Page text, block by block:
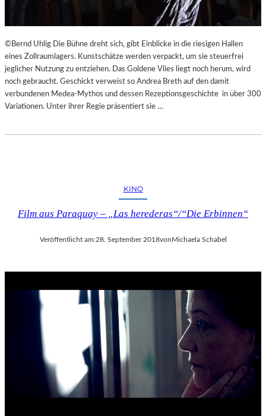
©Bernd Uhlig Die Bühne dreht sich, gibt Einblicke in die riesigen Hallen
eines Zollraumlagers. Kunstschätze werden verpackt, um sie steuerfrei
jeglicher Nutzung zu entziehen. Das Goldene Vlies liegt noch herum, wird
noch gebraucht. Geschickt verweist so Andrea Breth auf den damit
verbundenen Medea-Mythos und dessen Rezeptionsgeschichte in über 300
Variationen. Unter ihrer Regie präsentiert sie …
KINO
Film aus Paraquay – „Las herederas“/“Die Erbinnen“
Veröffentlicht am:28. September 2018von Michaela Schabel